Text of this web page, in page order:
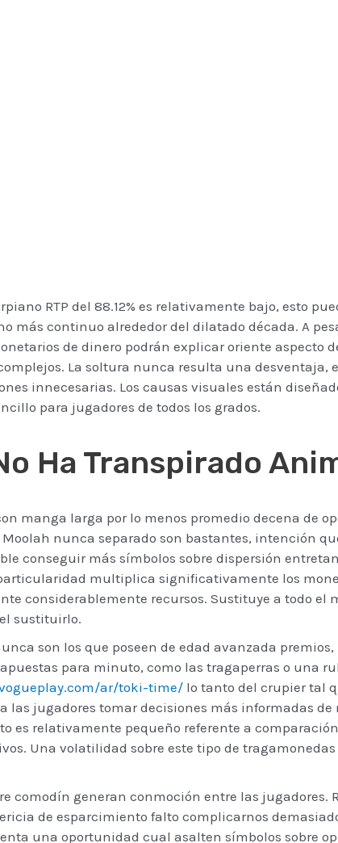
RTP del 88.12% es relativamente bajo, esto
más continuo alrededor del dilatado década. A
de dinero podrán explicar oriente aspecto
La soltura nunca resulta una
innecesarias. Los causas visuales están
para jugadores de todos los grados.
Ha Transpirado
manga larga por lo menos promedio decena de
nunca separado son bastantes, intención
conseguir más símbolos sobre dispersión
multiplica significativamente los
considerablemente recursos. Sustituye a todo el
sustituirlo.
son los que poseen de edad avanzada
para minuto, como las tragaperras o una
ar/toki-time/ lo tanto del crupier tal
jugadores tomar decisiones más informadas de
es relativamente pequeño referente a
Una volatilidad sobre este tipo de
comodín generan conmoción entre las jugadores.
de esparcimiento falto complicarnos
una oportunidad cual asalten símbolos sobre